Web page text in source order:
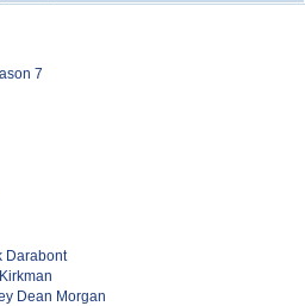
7
Dean Morgan